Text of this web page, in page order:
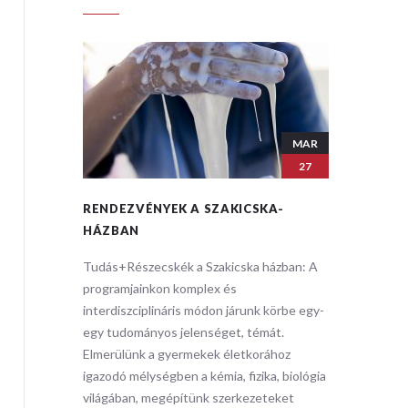
MAR
27
RENDEZVÉNYEK A SZAKICSKA-
HÁZBAN
Tudás+Részecskék a Szakicska házban: ​A
programjainkon komplex és
interdiszciplináris módon járunk körbe egy-
egy tudományos jelenséget, témát.
Elmerülünk a gyermekek életkorához
igazodó mélységben a kémia, fizika, biológia
világában, megépítünk szerkezeteket